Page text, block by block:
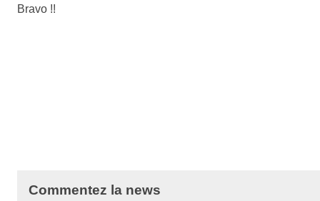
Bravo !!
Commentez la news